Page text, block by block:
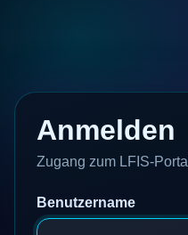
Anmelden
Zugang zum LFIS-Portal
Benutzername